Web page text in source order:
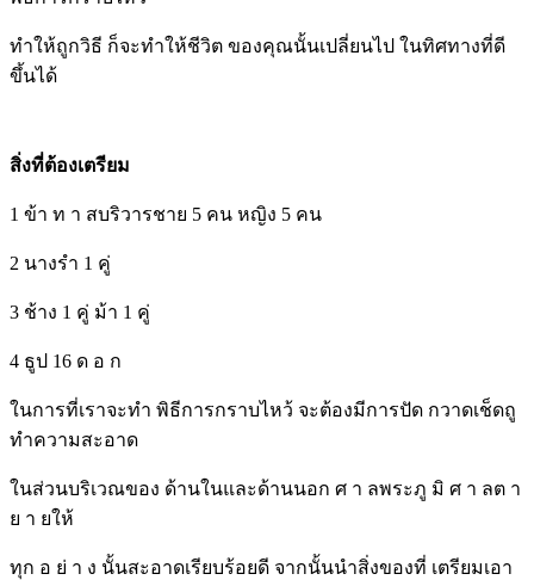
ทำให้ถูกวิธี ก็จะทำให้ชีวิต ของคุณนั้นเปลี่ยนไป ในทิศทางที่ดี
ขึ้นได้
สิ่งที่ต้องเตรียม
1 ข้า ท า สบริวารชาย 5 คน หญิง 5 คน
2 นางรำ 1 คู่
3 ช้าง 1 คู่ ม้า 1 คู่
4 ธูป 16 ด อ ก
ในการที่เราจะทำ พิธีการกราบไหว้ จะต้องมีการปัด กวาดเช็ดถู
ทำความสะอาด
ในส่วนบริเวณของ ด้านในและด้านนอก ศ า ลพระภู มิ ศ า ลต า
ย า ยให้
ทุก อ ย่ า ง นั้นสะอาดเรียบร้อยดี จากนั้นนำสิ่งของที่ เตรียมเอา